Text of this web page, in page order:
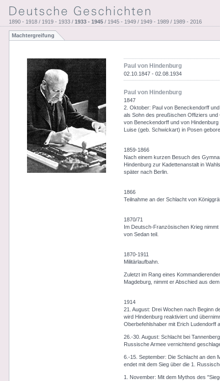
1890 - 1918 / 1919 - 1933 / 1933 - 1945 / 1945 - 1949 / 1949 - 1989 / 1989 - 2016
Machtergreifung
Paul von Hindenburg
02.10.1847 - 02.08.1934
Paul von Hindenburg
1847
2. Oktober: Paul von Beneckendorff
als Sohn des preußischen Offiziers
von Beneckendorff und von
Luise (geb. Schwickart) in Posen
1859-1866
Nach einem kurzen Besuch des
Hindenburg zur Kadettenanstalt in
später nach Berlin.
1866
Teilnahme an der Schlacht von
1870/71
Im Deutsch-Französischen Krieg
von Sedan teil.
1870-1911
Militärlaufbahn.
Zuletzt im Rang eines
Magdeburg, nimmt er Abschied aus
1914
21. August: Drei Wochen nach Beginn
wird Hindenburg reaktiviert und
Oberbefehlshaber mit Erich Ludendorff
26.-30. August: Schlacht bei
Russische Armee vernichtend
6.-15. September: Die Schlacht an den
endet mit dem Sieg über die 1.
1. November: Mit dem Mythos des